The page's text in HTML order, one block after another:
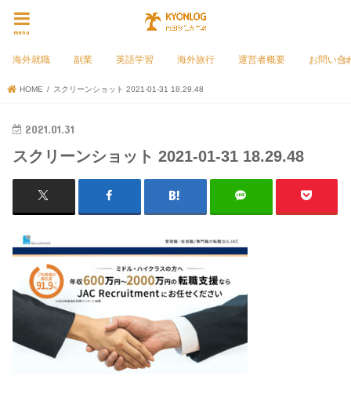
menu
海外就職 副業 英語学習 海外旅行 運営者概要 お問い合
HOME スクリーンショット 2021-01-31 18.29.48
2021.01.31
スクリーンショット 2021-01-31 18.29.48